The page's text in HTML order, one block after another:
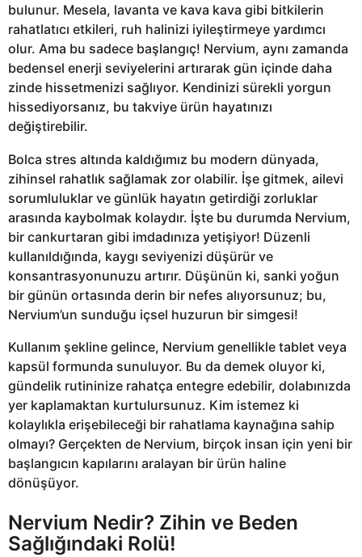
bulunur. Mesela, lavanta ve kava kava gibi bitkilerin
rahatlatıcı etkileri, ruh halinizi iyileştirmeye yardımcı
olur. Ama bu sadece başlangıç! Nervium, aynı zamanda
bedensel enerji seviyelerini artırarak gün içinde daha
zinde hissetmenizi sağlıyor. Kendinizi sürekli yorgun
hissediyorsanız, bu takviye ürün hayatınızı
değiştirebilir.
Bolca stres altında kaldığımız bu modern dünyada,
zihinsel rahatlık sağlamak zor olabilir. İşe gitmek, ailevi
sorumluluklar ve günlük hayatın getirdiği zorluklar
arasında kaybolmak kolaydır. İşte bu durumda Nervium,
bir cankurtaran gibi imdadınıza yetişiyor! Düzenli
kullanıldığında, kaygı seviyenizi düşürür ve
konsantrasyonunuzu artırır. Düşünün ki, sanki yoğun
bir günün ortasında derin bir nefes alıyorsunuz; bu,
Nervium’un sunduğu içsel huzurun bir simgesi!
Kullanım şekline gelince, Nervium genellikle tablet veya
kapsül formunda sunuluyor. Bu da demek oluyor ki,
gündelik rutininize rahatça entegre edebilir, dolabınızda
yer kaplamaktan kurtulursunuz. Kim istemez ki
kolaylıkla erişebileceği bir rahatlama kaynağına sahip
olmayı? Gerçekten de Nervium, birçok insan için yeni bir
başlangıcın kapılarını aralayan bir ürün haline
dönüşüyor.
Nervium Nedir? Zihin ve Beden
Sağlığındaki Rolü!